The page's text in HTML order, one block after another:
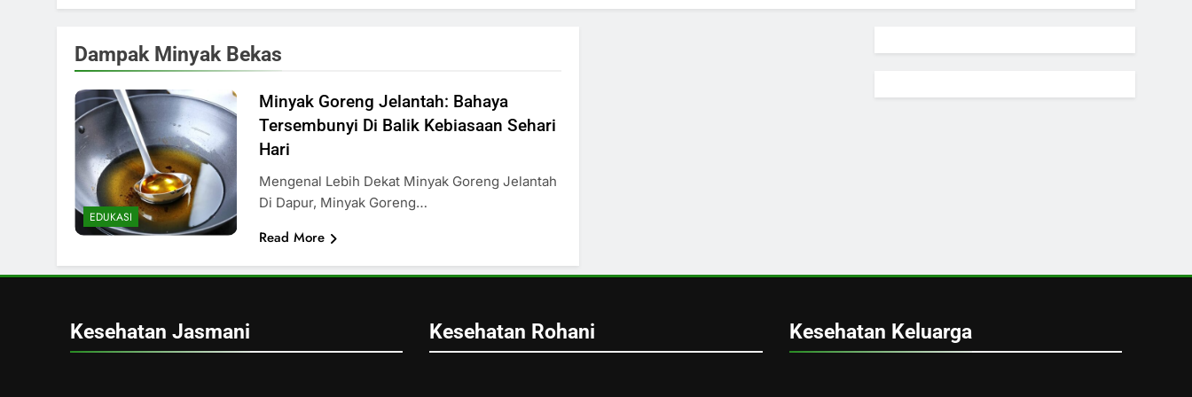
Dampak Minyak Bekas
EDUKASI
Minyak Goreng Jelantah: Bahaya
Tersembunyi Di Balik Kebiasaan Sehari
Hari
Mengenal Lebih Dekat Minyak Goreng Jelantah
Di Dapur, Minyak Goreng…
Read More
Kesehatan Jasmani Kesehatan Rohani Kesehatan Keluarga